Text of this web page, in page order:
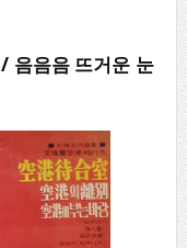
음음음 뜨거운 눈